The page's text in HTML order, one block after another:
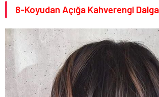
8-Koyudan Açığa Kahverengi